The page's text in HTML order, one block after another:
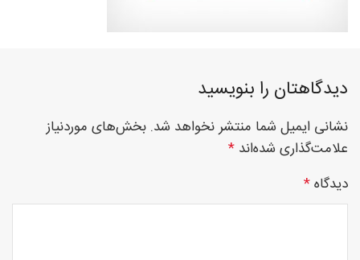
های
دیدگاهتان را بنویسید
نشانی ایمیل شما منتشر نخواهد شد. بخش‌های موردنیاز
علامت‌گذاری شده‌اند *
دیدگاه*